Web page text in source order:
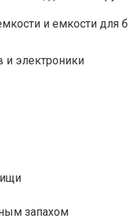
и емкости
и электроники
запахом